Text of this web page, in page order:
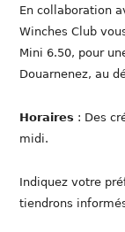
En collaboration
Winches Club
Mini 6.50, pour
Douarnenez, au
Horaires : Des
midi.
Indiquez votre
tiendrons